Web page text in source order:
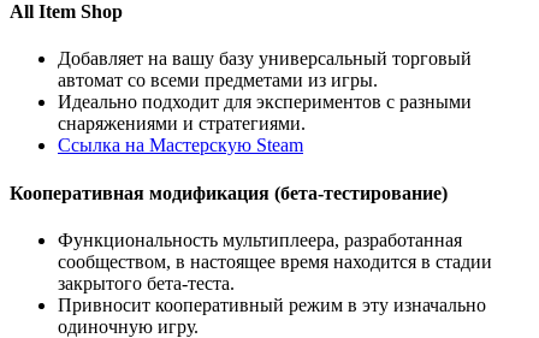
All Item Shop
Добавляет на вашу базу универсальный торговый
автомат со всеми предметами из игры.
Идеально подходит для экспериментов с разными
снаряжениями и стратегиями.
Ссылка на Мастерскую Steam
Кооперативная модификация (бета-тестирование)
Функциональность мультиплеера, разработанная
сообществом, в настоящее время находится в стадии
закрытого бета-теста.
Привносит кооперативный режим в эту изначально
одиночную игру.